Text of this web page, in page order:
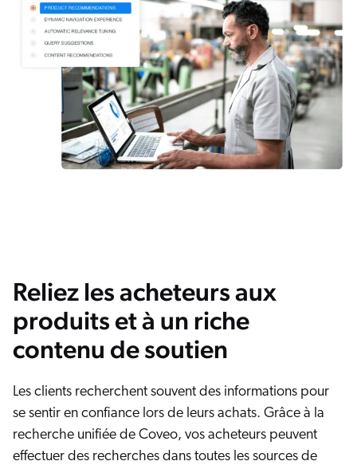
Reliez les acheteurs aux
produits et à un riche
contenu de soutien
Les clients recherchent souvent des informations pour
se sentir en confiance lors de leurs achats. Grâce à la
recherche unifiée de Coveo, vos acheteurs peuvent
effectuer des recherches dans toutes les sources de